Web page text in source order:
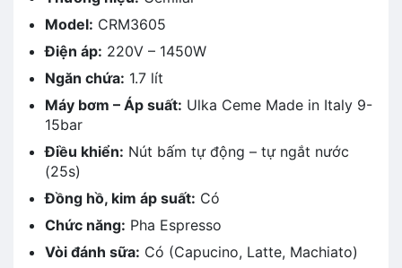
Model: CRM3605
Điện áp: 220V – 1450W
Ngăn chứa: 1.7 lít
Máy bơm – Áp suất: Ulka Ceme Made in Italy 9-
15bar
Điều khiển: Nút bấm tự động – tự ngắt nước
(25s)
Đồng hồ, kim áp suất: Có
Chức năng: Pha Espresso
Vòi đánh sữa: Có (Capucino, Latte, Machiato)